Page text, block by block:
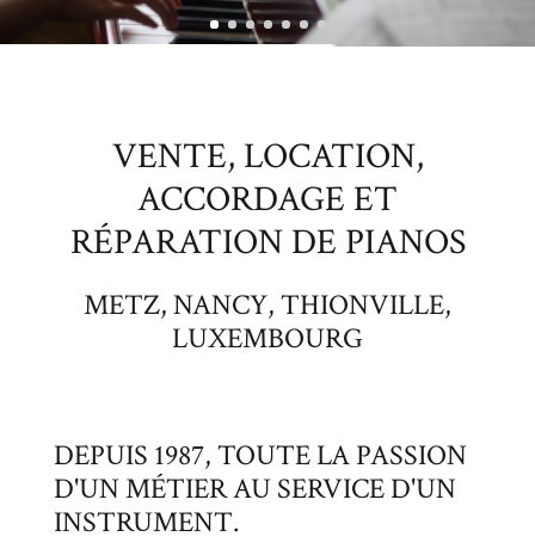
VENTE, LOCATION,
ACCORDAGE ET
RÉPARATION DE PIANOS
METZ, NANCY, THIONVILLE,
LUXEMBOURG
DEPUIS 1987, TOUTE LA PASSION
D'UN MÉTIER AU SERVICE D'UN
INSTRUMENT.